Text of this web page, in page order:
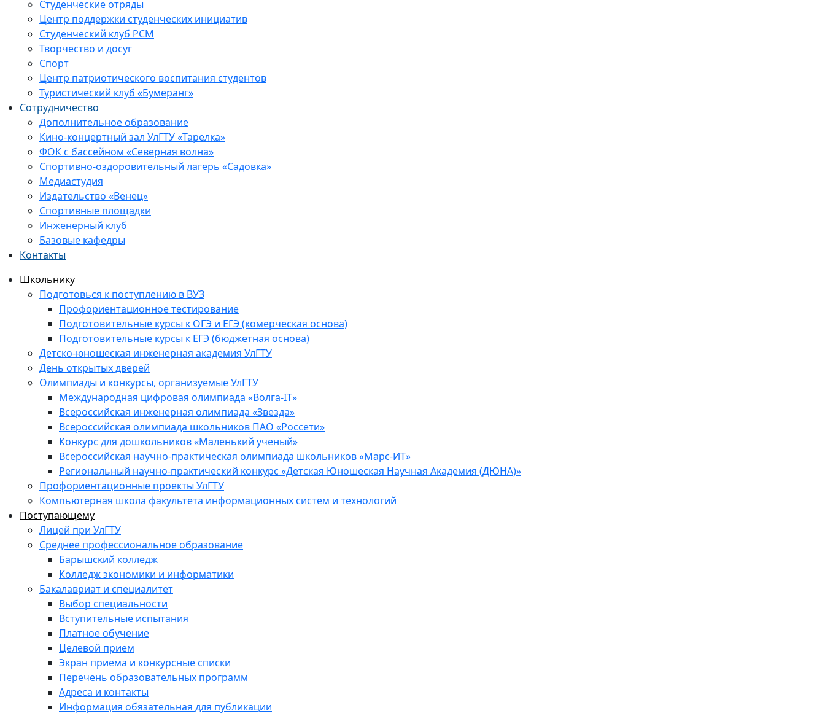
Студенческие отряды
Центр поддержки студенческих инициатив
Студенческий клуб РСМ
Творчество и досуг
Спорт
Центр патриотического воспитания студентов
Туристический клуб «Бумеранг»
Сотрудничество
Дополнительное образование
Кино-концертный зал УлГТУ «Тарелка»
ФОК с бассейном «Северная волна»
Спортивно-оздоровительный лагерь «Садовка»
Медиастудия
Издательство «Венец»
Спортивные площадки
Инженерный клуб
Базовые кафедры
Контакты
Школьнику
Подготовься к поступлению в ВУЗ
Профориентационное тестирование
Подготовительные курсы к ОГЭ и ЕГЭ (комерческая основа)
Подготовительные курсы к ЕГЭ (бюджетная основа)
Детско-юношеская инженерная академия УлГТУ
День открытых дверей
Олимпиады и конкурсы, организуемые УлГТУ
Международная цифровая олимпиада «Волга-IT»
Всероссийская инженерная олимпиада «Звезда»
Всероссийская олимпиада школьников ПАО «Россети»
Конкурс для дошкольников «Маленький ученый»
Всероссийская научно-практическая олимпиада школьников «Марс-ИТ»
Региональный научно-практический конкурс «Детская Юношеская Научная Академия (ДЮНА)»
Профориентационные проекты УлГТУ
Компьютерная школа факультета информационных систем и технологий
Поступающему
Лицей при УлГТУ
Среднее профессиональное образование
Барышский колледж
Колледж экономики и информатики
Бакалавриат и специалитет
Выбор специальности
Вступительные испытания
Платное обучение
Целевой прием
Экран приема и конкурсные списки
Перечень образовательных программ
Адреса и контакты
Информация обязательная для публикации